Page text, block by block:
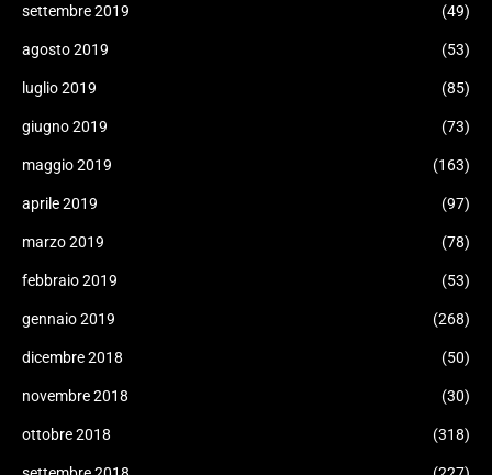
settembre 2019 (49)
agosto 2019 (53)
luglio 2019 (85)
giugno 2019 (73)
maggio 2019 (163)
aprile 2019 (97)
marzo 2019 (78)
febbraio 2019 (53)
gennaio 2019 (268)
dicembre 2018 (50)
novembre 2018 (30)
ottobre 2018 (318)